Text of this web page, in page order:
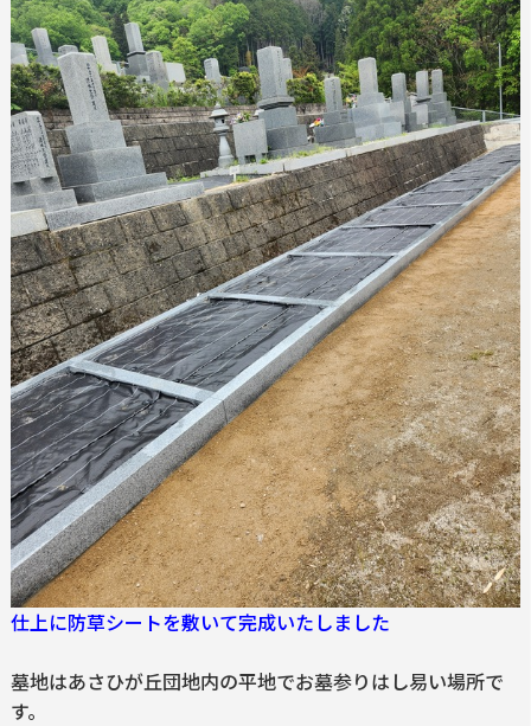
仕上に防草シートを敷いて完成いたしました
墓地はあさひが丘団地内の平地でお墓参りはし易い場所で
す。